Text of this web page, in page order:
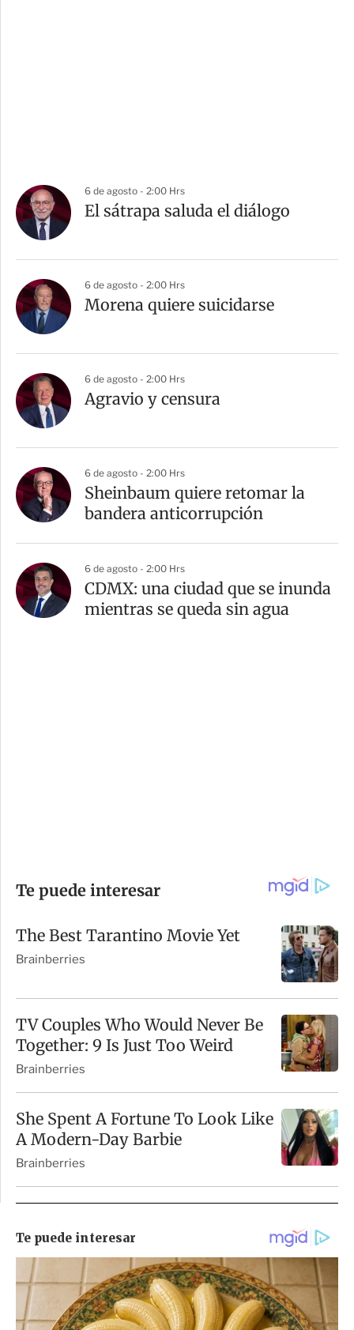
6 de agosto - 2:00 Hrs
El sátrapa saluda el diálogo
6 de agosto - 2:00 Hrs
Morena quiere suicidarse
6 de agosto - 2:00 Hrs
Agravio y censura
6 de agosto - 2:00 Hrs
Sheinbaum quiere retomar la
bandera anticorrupción
6 de agosto - 2:00 Hrs
CDMX: una ciudad que se inunda
mientras se queda sin agua